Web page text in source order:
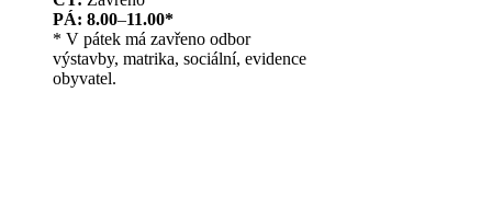
PÁ: 8.00–11.00*
* V pátek má zavřeno odbor
výstavby, matrika, sociální, evidence
obyvatel.